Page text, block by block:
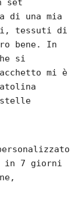
di una mia
tessuti di
bene. In
si
mi è
stelle
in 7 giorni